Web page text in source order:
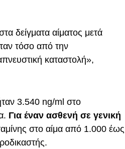
δείγματα αίματος μετά
τόσο από την
καταστολή»,
3.540 ng/ml στο
Για έναν ασθενή σε γενική
στο αίμα από 1.000 έως